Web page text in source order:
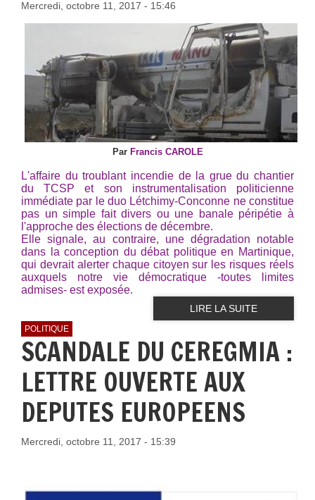
Mercredi, octobre 11, 2017 - 15:46
Par Francis CAROLE
L'affaire du troublant incendie de la grue du chantier
du TCSP et son instrumentalisation politicienne
immédiate par le duo Létchimy-Conconne ne constitue
pas un simple fait divers ou une banale péripétie à
l'approche des élections de décembre.
Elle signale, au contraire, une dégradation notable
dans la conception du débat politique en Martinique,
qui devrait alerter chaque citoyen sur les risques réels
auxquels notre vie démocratique -toutes limites
admises- est exposée.
LIRE LA SUITE
POLITIQUE
SCANDALE DU CEREGMIA :
LETTRE OUVERTE AUX
DEPUTES EUROPEENS
Mercredi, octobre 11, 2017 - 15:39